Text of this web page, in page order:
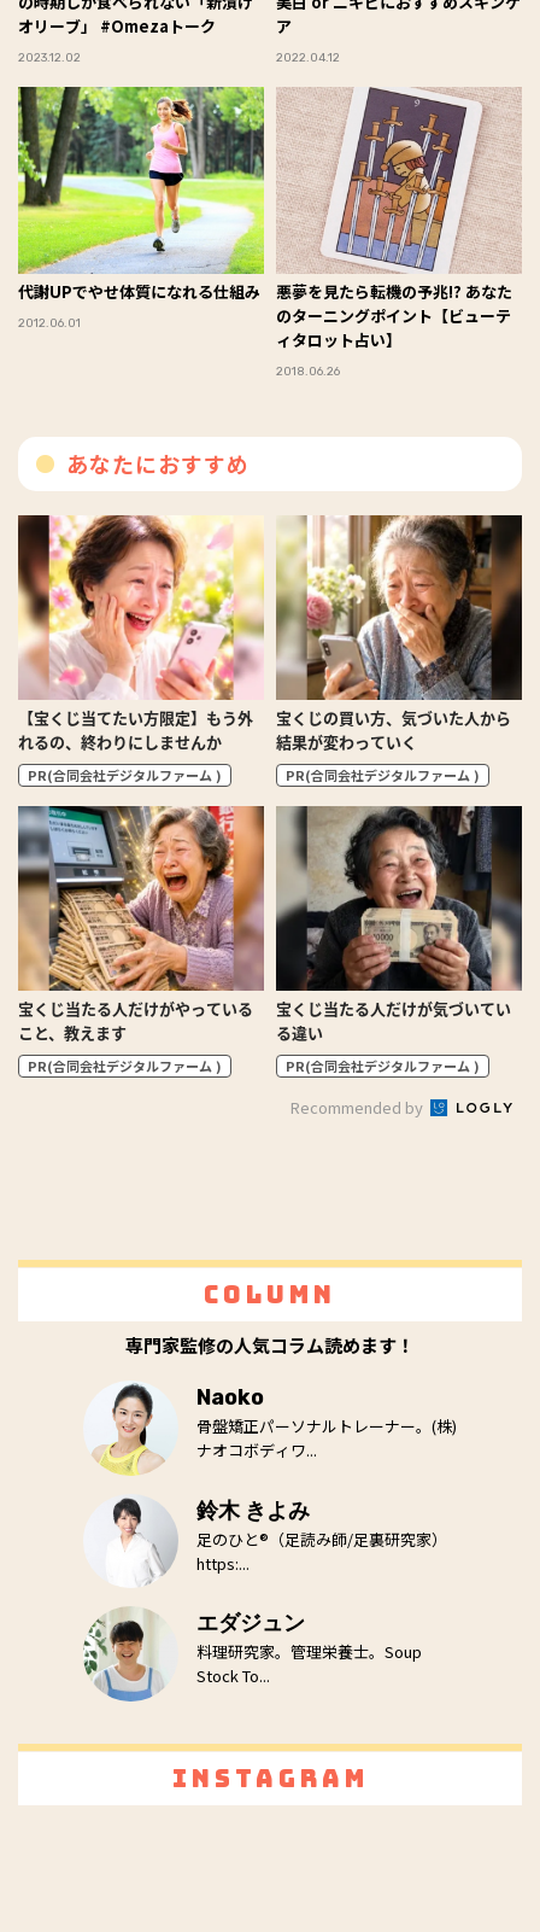
オリーブ」 #Omezaトーク
2023.12.02
ア
2022.04.12
代謝UPでやせ体質になれる仕組み
2012.06.01
悪夢を見たら転機の予兆!? あなた
のターニングポイント【ビューテ
ィタロット占い】
2018.06.26
あなたにおすすめ
【宝くじ当てたい方限定】もう外
れるの、終わりにしませんか
PR(合同会社デジタルファーム )
宝くじの買い方、気づいた人から
結果が変わっていく
PR(合同会社デジタルファーム )
宝くじ当たる人だけがやっている
こと、教えます
PR(合同会社デジタルファーム )
宝くじ当たる人だけが気づいてい
る違い
PR(合同会社デジタルファーム )
Recommended by
Column
専門家監修の人気コラム読めます！
Naoko
骨盤矯正パーソナルトレーナー。(株)
ナオコボディワ...
鈴木 きよみ
足のひと®（足読み師/足裏研究家）
https:...
エダジュン
料理研究家。管理栄養士。Soup
Stock To...
Instagram